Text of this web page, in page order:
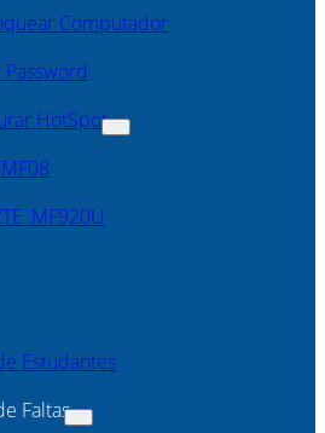
Computador
HotSpot
Estudantes
Faltas